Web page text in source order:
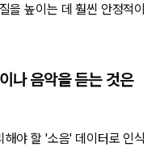
을 높이는 데 훨씬 안정적이
나 음악을 듣는 것은
야 할 '소음' 데이터로 인식